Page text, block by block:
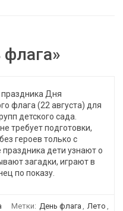
Дня
флага (22 августа) для
детского сада.
требует подготовки,
героев только с
дети узнают о
загадки, играют в
по показу.
Метки: День флага , Лето ,